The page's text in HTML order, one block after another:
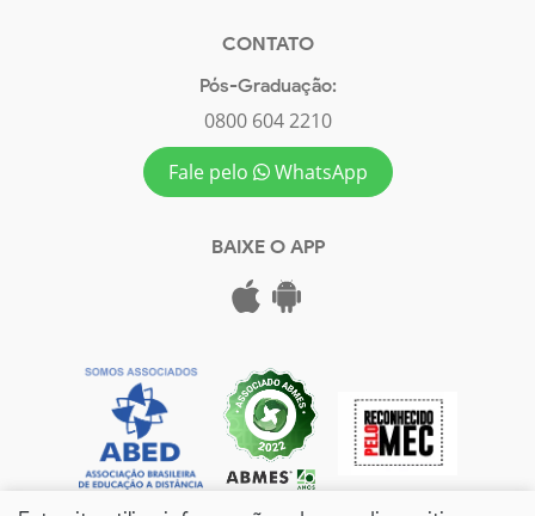
CONTATO
Pós-Graduação:
0800 604 2210
Fale pelo
WhatsApp
BAIXE O APP